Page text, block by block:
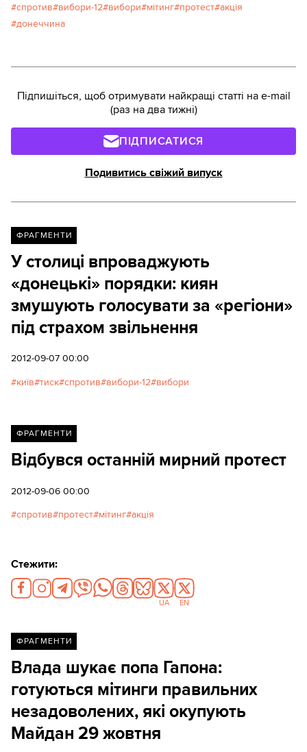
спротив вибори-12 вибори мітинг протест акція
донеччина
Підпишіться, щоб отримувати найкращі статті на e-mail
(раз на два тижні)
ПІДПИСАТИСЯ
Подивитись свіжий випуск
ФРАГМЕНТИ
У столиці впроваджують
«донецькі» порядки: киян
змушують голосувати за «регіони»
під страхом звільнення
2012-09-07 00:00
київ тиск спротив вибори-12 вибори
ФРАГМЕНТИ
Відбувся останній мирний протест
2012-09-06 00:00
спротив протест мітинг акція
Стежити:
UA EN
ФРАГМЕНТИ
Влада шукає попа Гапона:
готуються мітинги правильних
незадоволених, які окупують
Майдан 29 жовтня